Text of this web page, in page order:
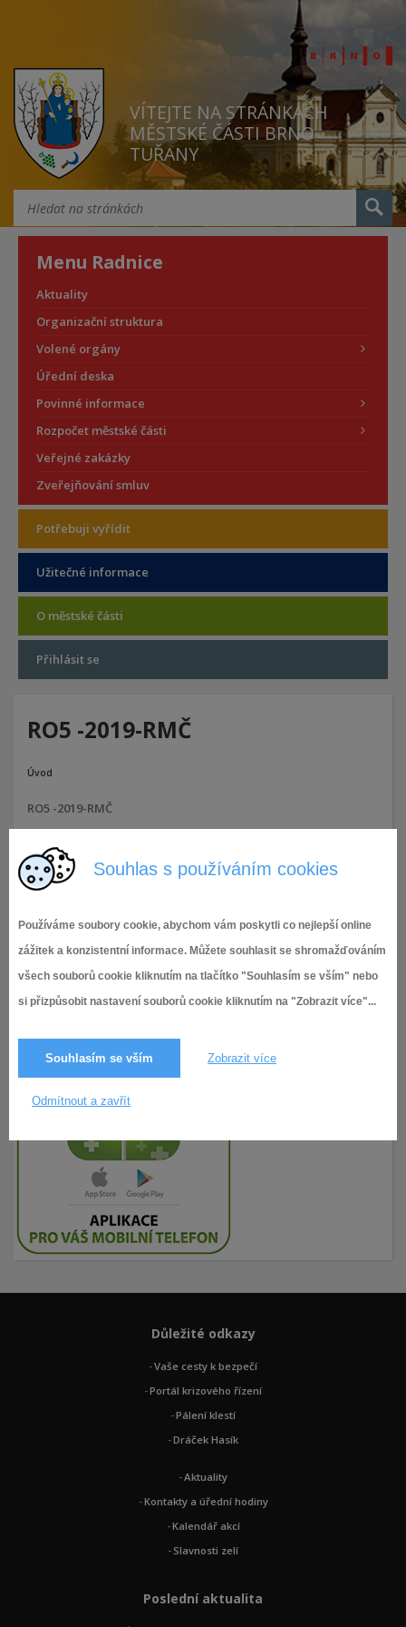
Souhlas s používáním cookies
Používáme soubory cookie, abychom vám poskytli co nejlepší online
zážitek a konzistentní informace. Můžete souhlasit se shromažďováním
všech souborů cookie kliknutím na tlačítko "Souhlasím se vším" nebo
si přizpůsobit nastavení souborů cookie kliknutím na "Zobrazit více"...
Souhlasím se vším Zobrazit více
Odmítnout a zavřít
VÍTEJTE NA STRÁNKÁCH
MĚSTSKÉ ČÁSTI BRNO
TUŘANY
Menu Radnice
Aktuality
Organizační struktura
Volené orgány
Úřední deska
Povinné informace
Rozpočet městské části
Veřejné zakázky
Zveřejňování smluv
Potřebuji vyřídit
Užitečné informace
O městské části
Přihlásit se
RO5 -2019-RMČ
Úvod
RO5 -2019-RMČ
22.5.2019
Důležité odkazy
Vaše cesty k bezpečí
Portál krizového řízení
Pálení klestí
Dráček Hasík
Aktuality
Kontakty a úřední hodiny
Kalendář akcí
Slavnosti zelí
Poslední aktualita